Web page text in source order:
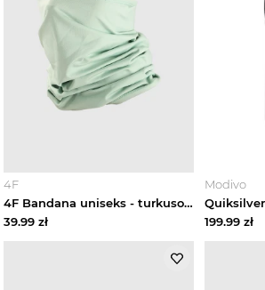
Kaski męskie
Kominiarki i bandany
Opaski sportowe
Rękawiczki
Rękawiczki sportowe
4F
4F Bandana uniseks - turkusowa Uniwersalny Turkusowy
39.99 zł
Modivo
199.99 zł